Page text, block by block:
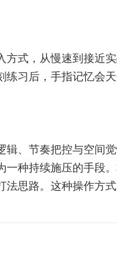
式，从慢速到接近
习后，手指记忆会
、节奏把控与空间
种持续施压的手段
思路。这种操作方